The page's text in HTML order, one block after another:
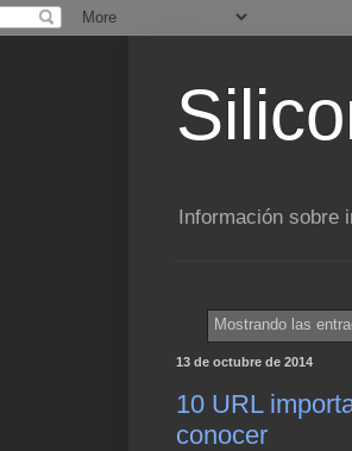
Información sobre
Mostrando las
13 de octubre de 2014
10 URL
conocer